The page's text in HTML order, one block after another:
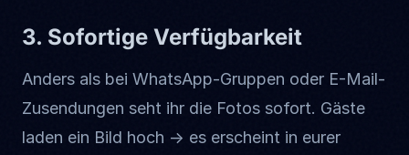
3. Sofortige Verfügbarkeit
Anders als bei WhatsApp-Gruppen oder E-Mail-
Zusendungen seht ihr die Fotos sofort. Gäste
laden ein Bild hoch → es erscheint in eurer